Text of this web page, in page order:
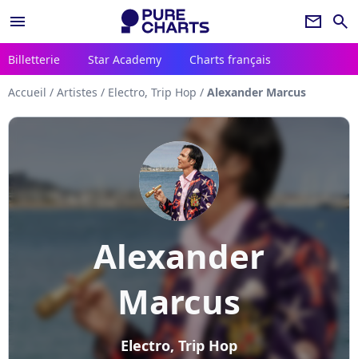
menu newsletter search
Billetterie Star Academy Charts français
Accueil / Artistes / Electro, Trip Hop / Alexander Marcus
Alexander
Marcus
Electro, Trip Hop